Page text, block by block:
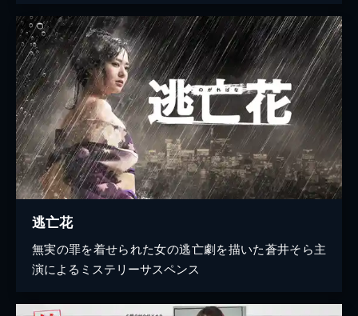
逃亡花
無実の罪を着せられた女の逃亡劇を描いた蒼井そら主
演によるミステリーサスペンス